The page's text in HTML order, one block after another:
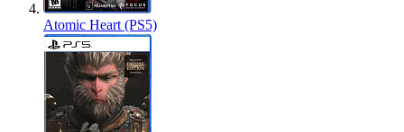
Atomic Heart (PS5)